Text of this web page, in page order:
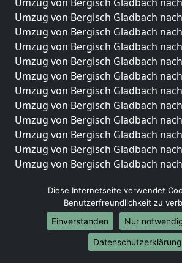
Umzug von Bergisch Gladbach
Umzug von Bergisch Gladbach
Umzug von Bergisch Gladbach
Umzug von Bergisch Gladbach
Umzug von Bergisch Gladbach
Umzug von Bergisch Gladbach
Umzug von Bergisch Gladbach
Umzug von Bergisch Gladbach
Umzug von Bergisch Gladbach
Umzug von Bergisch Gladbach
Umzug von Bergisch Gladbach
Umzüge-Deutschlandweit
Umzug von Bergisch Gladbach
Umzug von Bergisch Gladbach
Umzug von Bergisch Gladbach
Diese Internetseite verwendet
Benutzerfreundlichkeit zu
Einverstanden
Nur
Datenschutzerklärung